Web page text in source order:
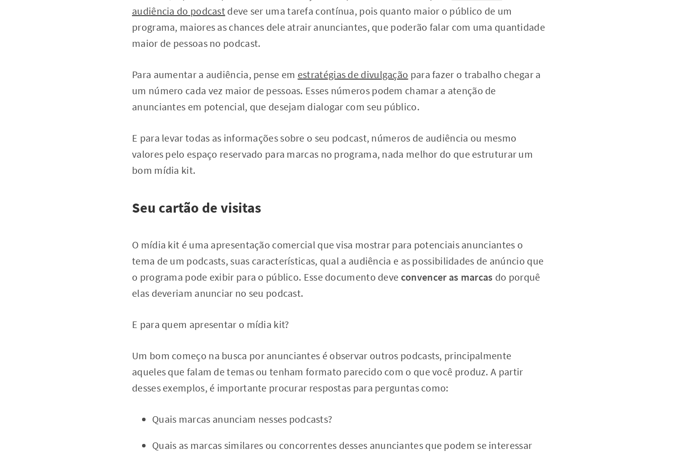
audiência do podcast deve ser uma tarefa contínua, pois quanto maior o público de um
programa, maiores as chances dele atrair anunciantes, que poderão falar com uma quantidade
maior de pessoas no podcast.
Para aumentar a audiência, pense em estratégias de divulgação para fazer o trabalho chegar a
um número cada vez maior de pessoas. Esses números podem chamar a atenção de
anunciantes em potencial, que desejam dialogar com seu público.
E para levar todas as informações sobre o seu podcast, números de audiência ou mesmo
valores pelo espaço reservado para marcas no programa, nada melhor do que estruturar um
bom mídia kit.
Seu cartão de visitas
O mídia kit é uma apresentação comercial que visa mostrar para potenciais anunciantes o
tema de um podcasts, suas características, qual a audiência e as possibilidades de anúncio que
o programa pode exibir para o público. Esse documento deve convencer as marcas do porquê
elas deveriam anunciar no seu podcast.
E para quem apresentar o mídia kit?
Um bom começo na busca por anunciantes é observar outros podcasts, principalmente
aqueles que falam de temas ou tenham formato parecido com o que você produz. A partir
desses exemplos, é importante procurar respostas para perguntas como:
Quais marcas anunciam nesses podcasts?
Quais as marcas similares ou concorrentes desses anunciantes que podem se interessar